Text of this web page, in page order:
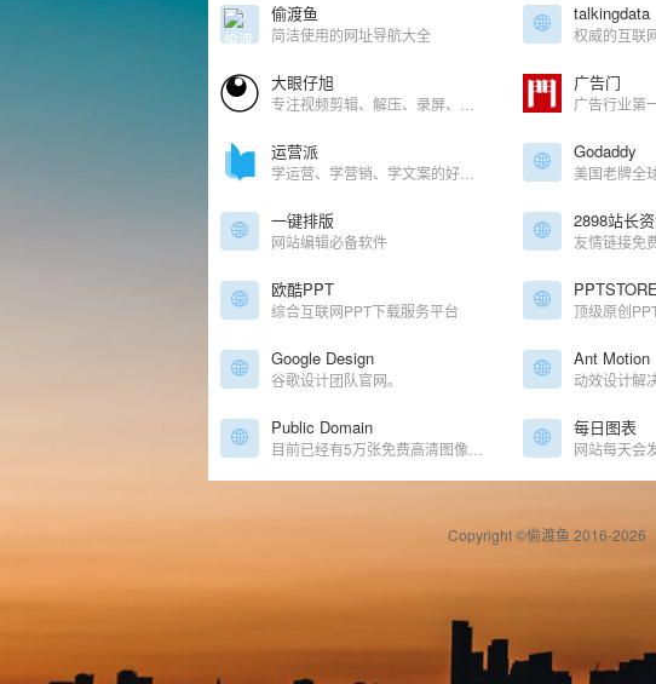
偷渡鱼
简洁使用的网址导航大全
talkingdata
大眼仔旭 广告门
广告行业第
运营派 Godaddy
美国老牌全
一键排版
网站编辑必备软件
2898站长
友情链接免
欧酷PPT
综合互联网PPT下载服务平台
PPTSTORE
Google Design
谷歌设计团队官网。
Ant Motion
动效设计解
Public Domain 每日图表
Copyright ©偷渡鱼 2016-2026